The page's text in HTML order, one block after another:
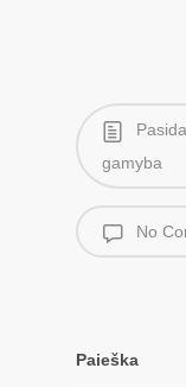
gamyba
No
Paieška